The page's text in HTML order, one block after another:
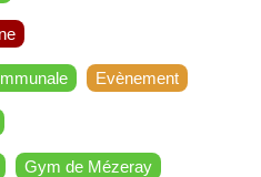
Evènement
Gym de Mézeray